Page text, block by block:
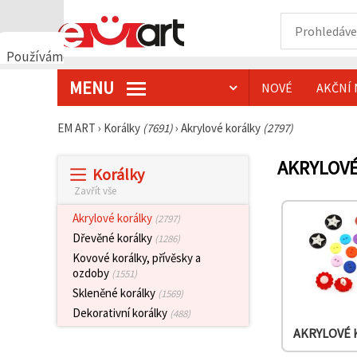
Používáme
MENU NOVÉ AKČNÍ
EM ART › Korálky (7691)› Akrylové korálky (2797)
Korálky
Zavřít vše
Akrylové korálky (2797)
Dřevěné korálky (1286)
Kovové korálky, přívěsky a
ozdoby (1551)
Skleněné korálky (1569)
Dekorativní korálky (488)
AKRYLOVÉ